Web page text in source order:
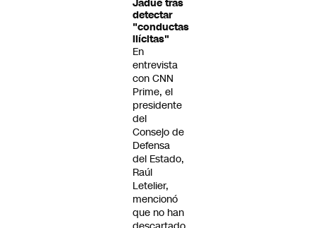
Jadue tras
detectar
"conductas
ilícitas"
En
entrevista
con CNN
Prime, el
presidente
del
Consejo de
Defensa
del Estado,
Raúl
Letelier,
mencionó
que no han